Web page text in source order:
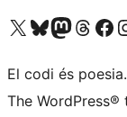
Visiteu el nostre compte X (abans Twitter)
Visiteu el nostre compte de Bluesky
Visiteu el nostre compte
Visiteu el nostreVisiteu la
El codi és poesia.
The